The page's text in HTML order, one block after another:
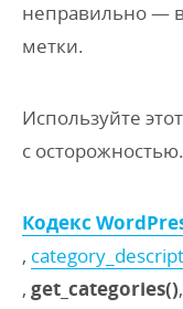
неправильно —
метки.
Используйте
с осторожностью.
Кодекс
,
, get_categories(),